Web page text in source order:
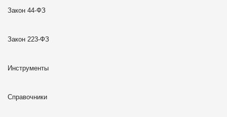
Закон 44-ФЗ
Закон 223-ФЗ
Инструменты
Справочники